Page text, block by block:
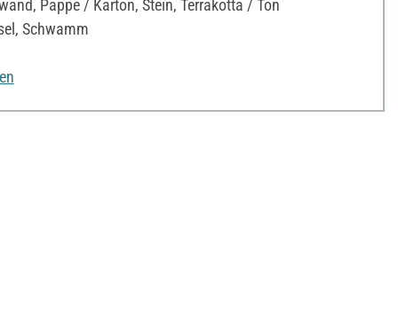
Pappe / Karton, Stein, Terrakotta / Ton
Schwamm